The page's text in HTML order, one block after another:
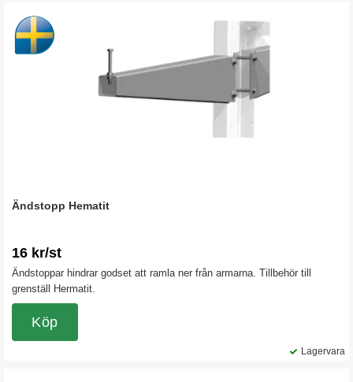
Ändstopp Hematit
16 kr/st
Ändstoppar hindrar godset att ramla ner från armarna. Tillbehör till
grenställ Hermatit.
Lagervara
Köp